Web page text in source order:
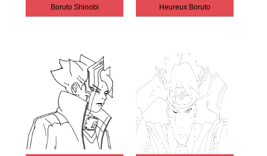
Boruto Shinobi Heureux Boruto